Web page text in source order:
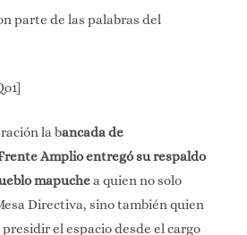
parte de las palabras del
la bancada de
Amplio entregó su respaldo
mapuchea quien no solo
Directiva, sino también quien
el espacio desde el cargo